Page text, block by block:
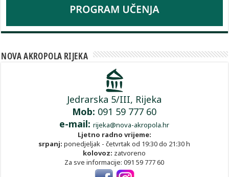
NOVA AKROPOLA RIJEKA
Jedrarska 5/III, Rijeka
Mob: 091 59 777 60
e-mail: rijeka@nova-akropola.hr
Ljetno radno vrijeme:
srpanj: ponedjeljak - četvrtak od 19:30 do 21:30 h
kolovoz: zatvoreno
Za sve informacije: 091 59 777 60